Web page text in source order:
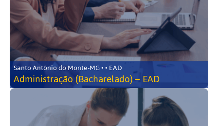
Santo Antônio do Monte-MG • • EAD
Administração (Bacharelado) – EAD